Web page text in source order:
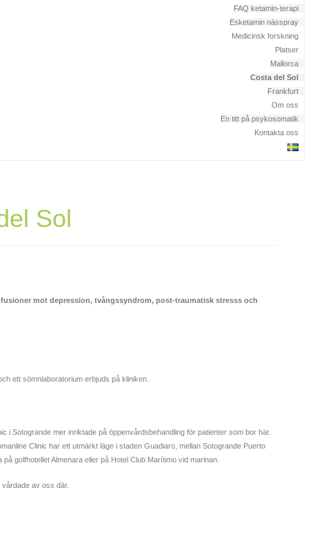
FAQ ketamin-terapi
Esketamin nässpray
Medicinsk forskning
Platser
Mallorca
Costa del Sol
Frankfurt
Om oss
En titt på psykosomatik
Kontakta oss
Sol
mot depression, tvångssyndrom, post-traumatisk stresss och
ett sömnlaboratorium erbjuds på kliniken.
i Sotogrande mer inriktade på öppenvårdsbehandling för patienter som bor här.
Clinic har ett utmärkt läge i staden Guadiaro, mellan Sotogrande Puerto
golfhotellet Almenara eller på Hotel Club Marítimo vid marinan.
av oss där.